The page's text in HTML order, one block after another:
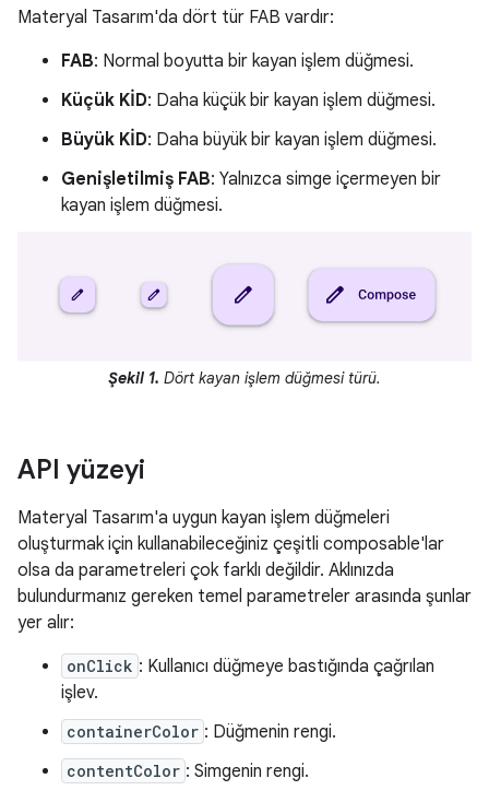
Materyal Tasarım'da dört tür FAB vardır:
FAB: Normal boyutta bir kayan işlem düğmesi.
Küçük KİD: Daha küçük bir kayan işlem düğmesi.
Büyük KİD: Daha büyük bir kayan işlem düğmesi.
Genişletilmiş FAB: Yalnızca simge içermeyen bir
kayan işlem düğmesi.
Şekil 1. Dört kayan işlem düğmesi türü.
API yüzeyi
Materyal Tasarım'a uygun kayan işlem düğmeleri
oluşturmak için kullanabileceğiniz çeşitli composable'lar
olsa da parametreleri çok farklı değildir. Aklınızda
bulundurmanız gereken temel parametreler arasında şunlar
yer alır:
onClick : Kullanıcı düğmeye bastığında çağrılan
işlev.
containerColor : Düğmenin rengi.
contentColor : Simgenin rengi.